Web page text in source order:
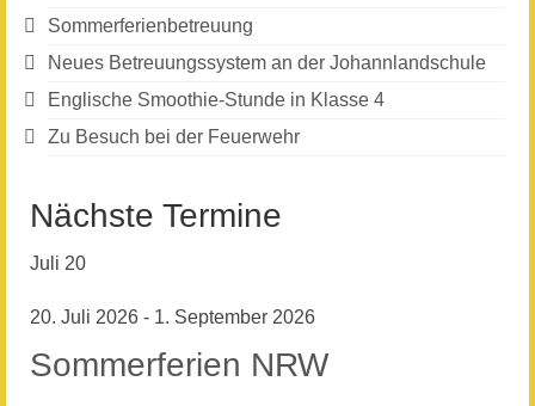
Sommerferienbetreuung
Neues Betreuungssystem an der Johannlandschule
Englische Smoothie-Stunde in Klasse 4
Zu Besuch bei der Feuerwehr
Nächste Termine
Juli 20
20. Juli 2026 - 1. September 2026
Sommerferien NRW